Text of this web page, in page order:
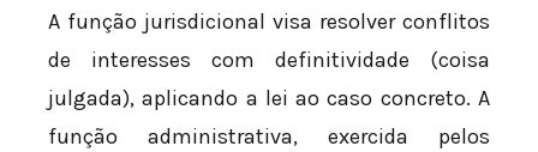
A função jurisdicional visa resolver conflitos
de interesses com definitividade (coisa
julgada), aplicando a lei ao caso concreto. A
função administrativa, exercida pelos